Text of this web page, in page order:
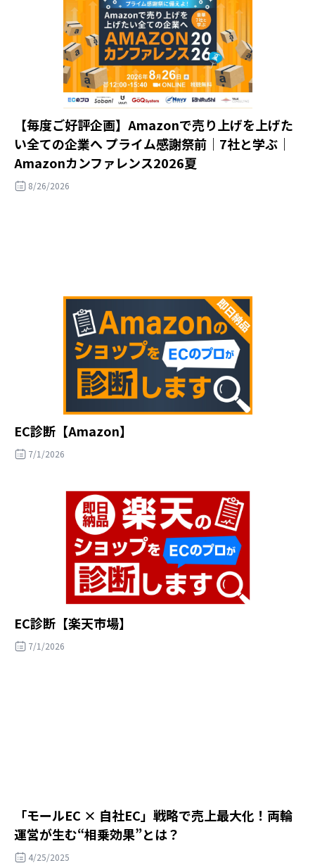
【毎度ご好評企画】Amazonで売り上げを上げた
い全ての企業へ プライム感謝祭前｜7社と学ぶ｜
Amazonカンファレンス2026夏
8/26/2026
EC診断【Amazon】
7/1/2026
EC診断【楽天市場】
7/1/2026
「モールEC × 自社EC」戦略で売上最大化！両輪
運営が生む“相乗効果”とは？
4/25/2025